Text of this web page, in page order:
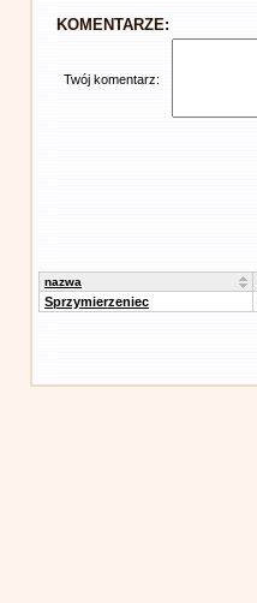
KOMENTARZE:
Twój komentarz:
nazwa
Sprzymierzeniec